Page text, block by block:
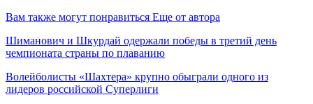
Вам также могут понравиться Еще от автора
Шиманович и Шкурдай одержали победы в третий день
чемпионата страны по плаванию
Волейболисты «Шахтера» крупно обыграли одного из
лидеров российской Суперлиги